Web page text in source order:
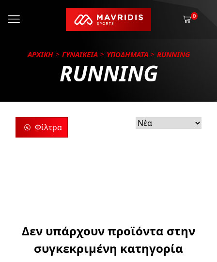
0
ΑΡΧΙΚΗ ΓΥΝΑΙΚΕΙΑ ΥΠΟΔΗΜΑΤΑ RUNNING
RUNNING
Φίλτρα
Δεν υπάρχουν προϊόντα στην
συγκεκριμένη κατηγορία